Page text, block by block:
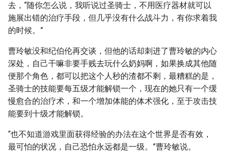
去，“随你怎么说，我听说过圣骑士，不用医疗器材就可以
施展出错的治疗手段，但几乎没有什么战斗力，有你求着我
的时候。”
曹玲敏没和纪伯伦再交谈，但他的话却刺进了曹玲敏的内心
深处，自己干嘛非要手贱去玩什么奶妈啊，如果换成其他随
便那个角色，都可以把这个人秒的渣都不剩，最糟糕的是，
圣骑士的技能要每五级才能解锁一个，现在的她只有一个缓
慢愈合的治疗术，和一个增加体能的体术强化，至于攻击技
能要到十级才能解锁。
“也不知道游戏里面获得经验的办法在这个世界是否有效，
最可怕的状况，自己恐怕永远都是一级。”曹玲敏说。